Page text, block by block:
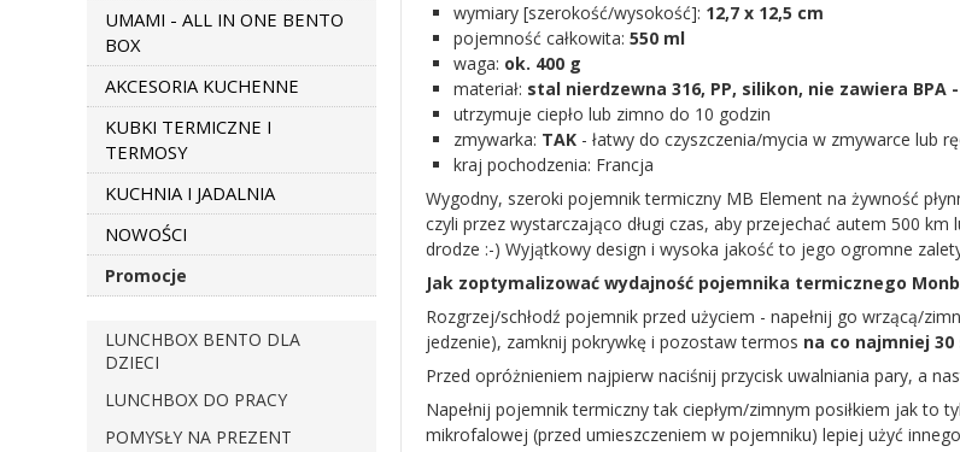
UMAMI - ALL IN ONE BENTO
BOX
AKCESORIA KUCHENNE
KUBKI TERMICZNE I
TERMOSY
KUCHNIA I JADALNIA
NOWOŚCI
Promocje
LUNCHBOX BENTO DLA
DZIECI
LUNCHBOX DO PRACY
POMYSŁY NA PREZENT
wymiary [szerokość/wysokość]: 12,7 x 12,5 cm
pojemność całkowita: 550 ml
waga: ok. 400 g
materiał: stal nierdzewna 316, PP, silikon, nie zawiera
utrzymuje ciepło lub zimno do 10 godzin
zmywarka: TAK - łatwy do czyszczenia/mycia w zmywarce lub
kraj pochodzenia: Francja
Wygodny, szeroki pojemnik termiczny MB Element na żywność
czyli przez wystarczająco długi czas, aby przejechać autem 500
drodze :-) Wyjątkowy design i wysoka jakość to jego ogromne
Jak zoptymalizować wydajność pojemnika termicznego
Rozgrzej/schłodź pojemnik przed użyciem - napełnij go wrzącą/
jedzenie), zamknij pokrywkę i pozostaw termos na co najmniej
Przed opróżnieniem najpierw naciśnij przycisk uwalniania pary, a
Napełnij pojemnik termiczny tak ciepłym/zimnym posiłkiem jak to
mikrofalowej (przed umieszczeniem w pojemniku) lepiej użyć